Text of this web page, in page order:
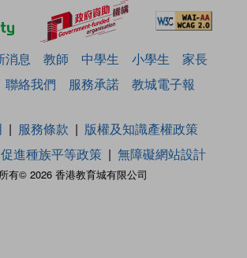
消息 教師 中學生 小學生
家長
聯絡我們 服務承諾 教城電子報
有© 2026 香港教育城有限公司
服務條款
版權及知識產權政策
促進種族平等政策 無障礙網站設計